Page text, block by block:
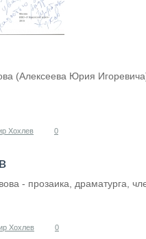
(Алексеева Юрия
Хохлев 0
- прозаика, драматурга,
Хохлев 0